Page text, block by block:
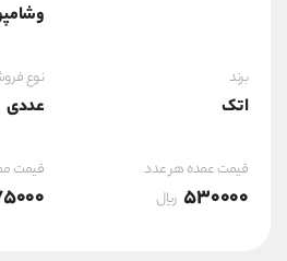
برند
اتک
نوع
عددی
قیمت عمده هر عدد
530000 ریال
قیمت